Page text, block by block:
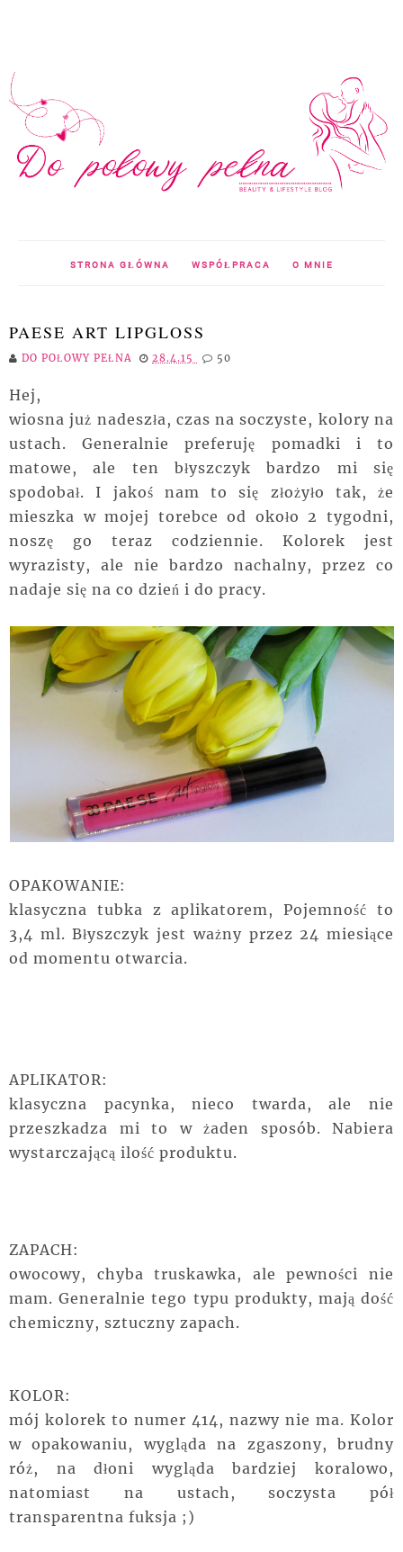
STRONA GŁÓWNA WSPÓŁPRACA O MNIE
PAESE ART LIPGLOSS
DO POŁOWY PEŁNA 28.4.15 50
Hej,
wiosna już nadeszła, czas na soczyste, kolory na
ustach. Generalnie preferuję pomadki i to
matowe, ale ten błyszczyk bardzo mi się
spodobał. I jakoś nam to się złożyło tak, że
mieszka w mojej torebce od około 2 tygodni,
noszę go teraz codziennie. Kolorek jest
wyrazisty, ale nie bardzo nachalny, przez co
nadaje się na co dzień i do pracy.
OPAKOWANIE:
klasyczna tubka z aplikatorem, Pojemność to
3,4 ml. Błyszczyk jest ważny przez 24 miesiące
od momentu otwarcia.
APLIKATOR:
klasyczna pacynka, nieco twarda, ale nie
przeszkadza mi to w żaden sposób. Nabiera
wystarczającą ilość produktu.
ZAPACH:
owocowy, chyba truskawka, ale pewności nie
mam. Generalnie tego typu produkty, mają dość
chemiczny, sztuczny zapach.
KOLOR:
mój kolorek to numer 414, nazwy nie ma. Kolor
w opakowaniu, wygląda na zgaszony, brudny
róż, na dłoni wygląda bardziej koralowo,
natomiast na ustach, soczysta pół
transparentna fuksja ;)